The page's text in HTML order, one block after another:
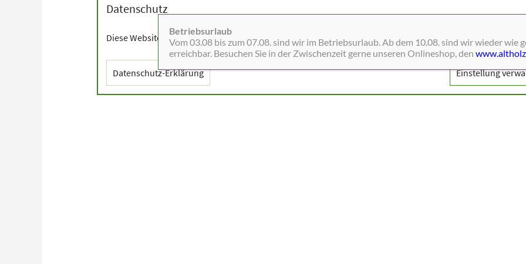
Betriebsurlaub
Vom 03.08 bis zum 07.08. sind wir im Betriebsurlaub. Ab dem 10.08. sind wir wieder wie
erreichbar. Besuchen Sie in der Zwischenzeit gerne unseren Onlineshop, den
Datenschutz
Diese Website setzt Cookies sowie externe Dienste wie Schriften, Blätterkataloge, Social-Media und
Datenschutz-Erklärung Einstellung